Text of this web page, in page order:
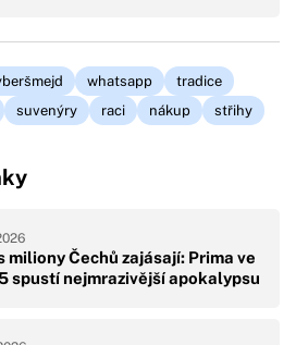
whatsapp
tradice
suvenýry raci nákup střihy
miliony Čechů zajásají: Prima ve
spustí nejmrazivější apokalypsu